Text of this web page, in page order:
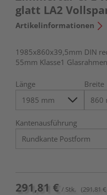
glatt LA2
Artikelinformationen
1985x860x39,5mm DIN
55mm Klasse1
Länge Breite
Kantenausführung
291,81 € / Stk. (291,81